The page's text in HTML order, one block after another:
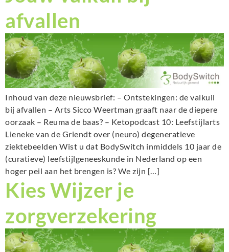
afvallen
Inhoud van deze nieuwsbrief: – Ontstekingen: de valkuil
bij afvallen – Arts Sicco Weertman graaft naar de diepere
oorzaak – Reuma de baas? – Ketopodcast 10: Leefstijlarts
Lieneke van de Griendt over (neuro) degeneratieve
ziektebeelden Wist u dat BodySwitch inmiddels 10 jaar de
(curatieve) leefstijlgeneeskunde in Nederland op een
hoger peil aan het brengen is? We zijn […]
Kies Wijzer je
zorgverzekering